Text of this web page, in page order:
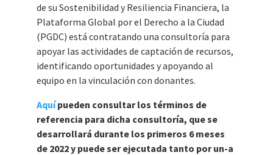
de su Sostenibilidad y Resiliencia Financiera, la
Plataforma Global por el Derecho a la Ciudad
(PGDC) está contratando una consultoría para
apoyar las actividades de captación de recursos,
identificando oportunidades y apoyando al
equipo en la vinculación con donantes.
Aquípueden consultar los términos de
referencia para dicha consultoría, que se
desarrollará durante los primeros 6 meses
de 2022 y puede ser ejecutada tanto por un-a